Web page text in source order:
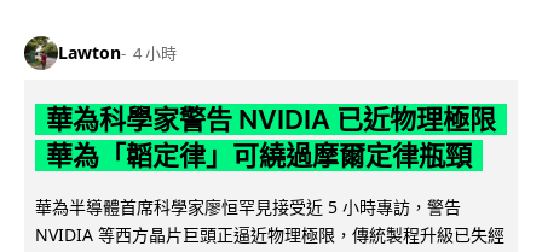
Lawton 4 小時
華為科學家警告 NVIDIA 已近物理極限
華為「韜定律」可繞過摩爾定律瓶頸
華為半導體首席科學家廖恒罕見接受近 5 小時專訪，警告
NVIDIA 等西方晶片巨頭正逼近物理極限，傳統製程升級已失經